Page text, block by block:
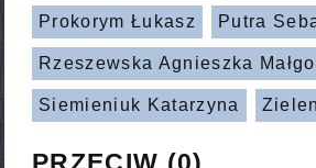
Prokorym Łukasz Putra
Rzeszewska Agnieszka
Siemieniuk Katarzyna
PRZECIW (0)